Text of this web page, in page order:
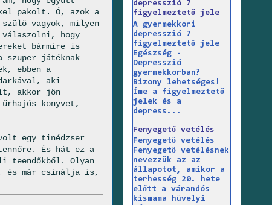
pakolt. Ó, azok a
szülő vagyok, milyen
válaszolni, hogy
bármire is
szuper játéknak
ebben a
aki
akkor jön
könyvet,
egy tinédzser
És hát ez a
teendőkből. Olyan
és már csinálja is,
depresszió 7
figyelmeztető jele
A gyermekkori
depresszió 7
figyelmeztető jele
Egészség -
Depresszió
gyermekkorban?
Bizony lehetséges!
Íme a figyelmeztető
jelek és a
depress...
Fenyegető vetélés
Fenyegető vetélés
Fenyegető vetélésnek
nevezzük az az
állapotot, amikor a
terhesség 20. hete
előtt a várandós
kismama hüvelyi